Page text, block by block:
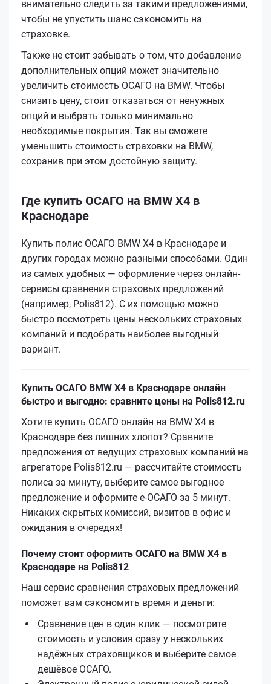
внимательно следить за такими предложениями,
чтобы не упустить шанс сэкономить на
страховке.
Также не стоит забывать о том, что добавление
дополнительных опций может значительно
увеличить стоимость ОСАГО на BMW. Чтобы
снизить цену, стоит отказаться от ненужных
опций и выбрать только минимально
необходимые покрытия. Так вы сможете
уменьшить стоимость страховки на BMW,
сохранив при этом достойную защиту.
Где купить ОСАГО на BMW X4 в
Краснодаре
Купить полис ОСАГО BMW X4 в Краснодаре и
других городах можно разными способами. Один
из самых удобных — оформление через онлайн-
сервисы сравнения страховых предложений
(например, Polis812). С их помощью можно
быстро посмотреть цены нескольких страховых
компаний и подобрать наиболее выгодный
вариант.
Купить ОСАГО BMW X4 в Краснодаре онлайн
быстро и выгодно: сравните цены на Polis812.ru
Хотите купить ОСАГО онлайн на BMW X4 в
Краснодаре без лишних хлопот? Сравните
предложения от ведущих страховых компаний на
агрегаторе Polis812.ru — рассчитайте стоимость
полиса за минуту, выберите самое выгодное
предложение и оформите е‑ОСАГО за 5 минут.
Никаких скрытых комиссий, визитов в офис и
ожидания в очередях!
Почему стоит оформить ОСАГО на BMW X4 в
Краснодаре на Polis812
Наш сервис сравнения страховых предложений
поможет вам сэкономить время и деньги:
Сравнение цен в один клик — посмотрите
стоимость и условия сразу у нескольких
надёжных страховщиков и выберите самое
дешёвое ОСАГО.